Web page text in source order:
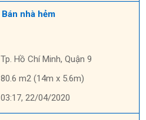
Bán nhà hẻm
Tp. Hồ Chí Minh, Quận 9
80.6 m2 (14m x 5.6m)
03:17, 22/04/2020